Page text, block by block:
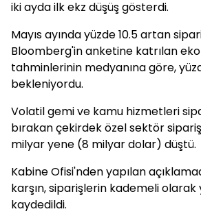
iki ayda ilk ekz düşüş gösterdi.
Mayıs ayında yüzde 10.5 artan
Bloomberg'in anketine katrılan
tahminlerinin medyanına göre,
bekleniyordu.
Volatil gemi ve kamu hizmetleri
bırakan çekirdek özel sektör
milyar yene (8 milyar dolar) düştü.
Kabine Ofisi'nden yapılan
karşın, siparişlerin kademeli olarak
kaydedildi.